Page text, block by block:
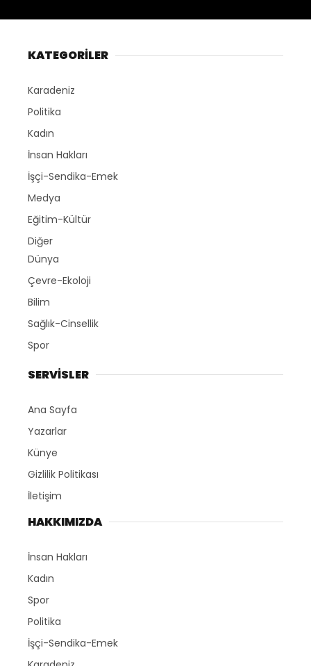
KATEGORİLER
Karadeniz
Politika
Kadın
İnsan Hakları
İşçi-Sendika-Emek
Medya
Eğitim-Kültür
Diğer
Dünya
Çevre-Ekoloji
Bilim
Sağlık-Cinsellik
Spor
SERVİSLER
Ana Sayfa
Yazarlar
Künye
Gizlilik Politikası
İletişim
HAKKIMIZDA
İnsan Hakları
Kadın
Spor
Politika
İşçi-Sendika-Emek